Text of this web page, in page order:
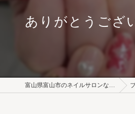
ありがとうござ
富山県富山市のネイルサロンならNail REVE ブ